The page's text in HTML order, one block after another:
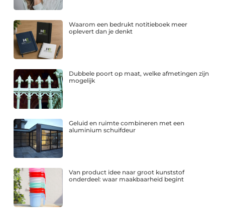
Waarom een bedrukt notitieboek meer
oplevert dan je denkt
Dubbele poort op maat, welke afmetingen zijn
mogelijk
Geluid en ruimte combineren met een
aluminium schuifdeur
Van product idee naar groot kunststof
onderdeel: waar maakbaarheid begint